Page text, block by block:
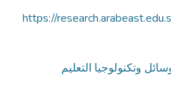
https://
وتكنولوجيا التعليم